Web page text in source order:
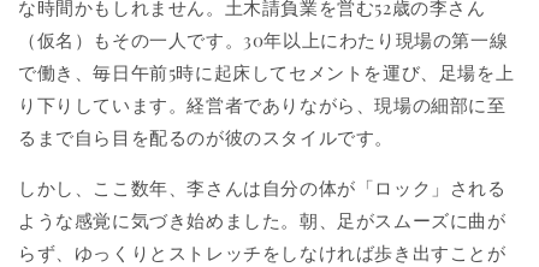
な時間かもしれません。土木請負業を営む52歳の李さん
（仮名）もその一人です。30年以上にわたり現場の第一線
で働き、毎日午前5時に起床してセメントを運び、足場を上
り下りしています。経営者でありながら、現場の細部に至
るまで自ら目を配るのが彼のスタイルです。
しかし、ここ数年、李さんは自分の体が「ロック」される
ような感覚に気づき始めました。朝、足がスムーズに曲が
らず、ゆっくりとストレッチをしなければ歩き出すことが